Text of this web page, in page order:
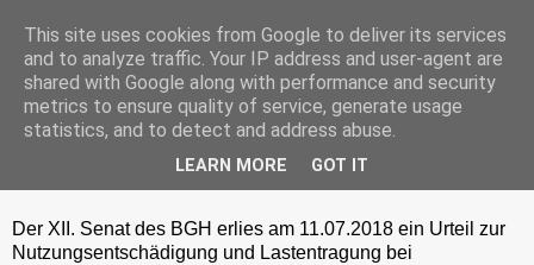
Sonntag, 4. November 2018
Nutzungsentschädigung und
Lastentragung
Der XII. Senat des BGH erlies am 11.07.2018 ein Urteil zur
Nutzungsentschädigung und Lastentragung bei
This site uses cookies from Google to deliver its services
and to analyze traffic. Your IP address and user-agent are
shared with Google along with performance and security
metrics to ensure quality of service, generate usage
statistics, and to detect and address abuse.
LEARN MORE GOT IT